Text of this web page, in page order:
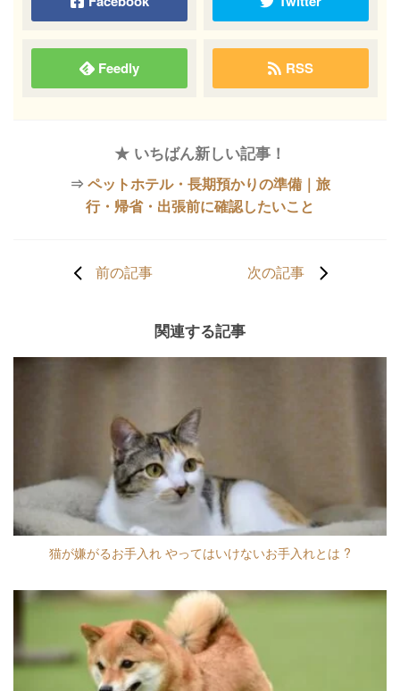
Feedly RSS
★ いちばん新しい記事！
⇒ ペットホテル・長期預かりの準備｜旅
行・帰省・出張前に確認したいこと
前の記事 次の記事
関連する記事
猫が嫌がるお手入れ やってはいけないお手入れとは ?